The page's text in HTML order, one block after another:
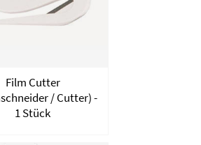
Film Cutter
/ Cutter) -
1 Stück